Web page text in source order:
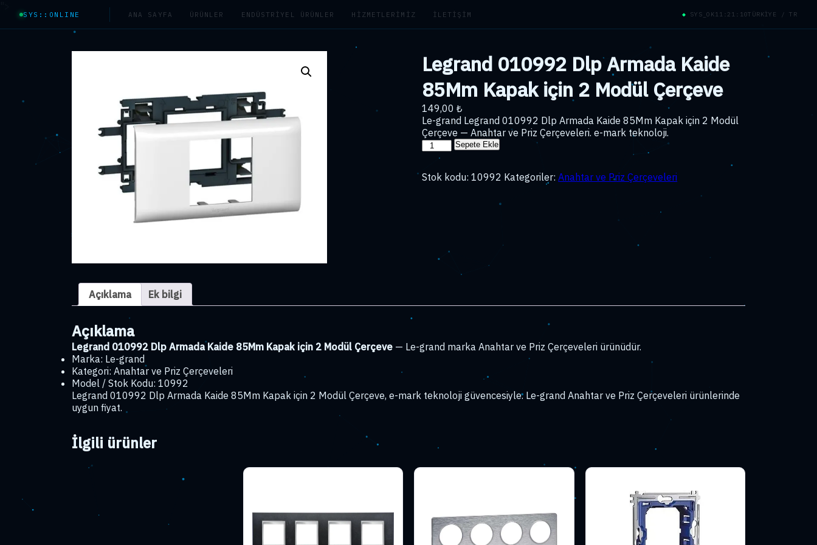
SYS::ONLINE ANA SAYFA ÜRÜNLER ENDÜSTRIYEL ÜRÜNLER HIZMETLERIMIZ İLETIŞIM ◆ SYS_OK11:21:11TÜRKİYE / TR
Legrand 010992 Dlp Armada Kaide
85Mm Kapak için 2 Modül Çerçeve
149,00₺
Le-grand Legrand 010992 Dlp Armada Kaide 85Mm Kapak için 2 Modül
Çerçeve — Anahtar ve Priz Çerçeveleri. e-mark teknoloji.
Legrand
010992
Armada
Modül
Sepete Ekle
Stok kodu:10992 Kategoriler:Anahtar ve Priz Çerçeveleri
Açıklama Ek bilgi
Açıklama
Legrand 010992 Dlp Armada Kaide 85Mm Kapak için 2 Modül Çerçeve — Le-grand marka Anahtar ve Priz Çerçeveleri ürünüdür.
Marka: Le-grand
Kategori: Anahtar ve Priz Çerçeveleri
Model / Stok Kodu: 10992
Legrand 010992 Dlp Armada Kaide 85Mm Kapak için 2 Modül Çerçeve, e-mark teknoloji güvencesiyle. Le-grand Anahtar ve Priz Çerçeveleri ürünlerinde
uygun fiyat.
İlgili ürünler